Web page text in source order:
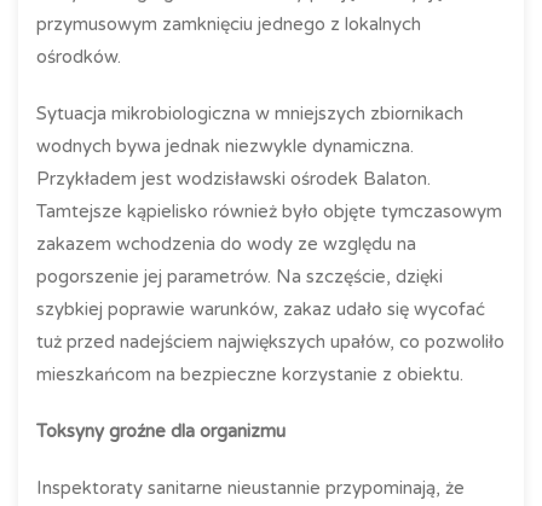
przymusowym zamknięciu jednego z lokalnych
ośrodków.
Sytuacja mikrobiologiczna w mniejszych zbiornikach
wodnych bywa jednak niezwykle dynamiczna.
Przykładem jest wodzisławski ośrodek Balaton.
Tamtejsze kąpielisko również było objęte tymczasowym
zakazem wchodzenia do wody ze względu na
pogorszenie jej parametrów. Na szczęście, dzięki
szybkiej poprawie warunków, zakaz udało się wycofać
tuż przed nadejściem największych upałów, co pozwoliło
mieszkańcom na bezpieczne korzystanie z obiektu.
Toksyny groźne dla organizmu
Inspektoraty sanitarne nieustannie przypominają, że